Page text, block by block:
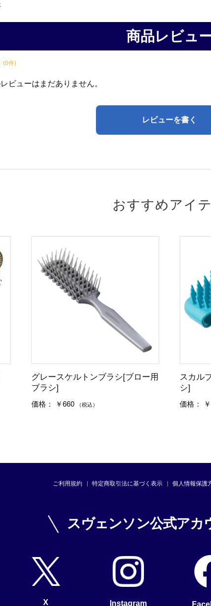
商品レビュ
(0件)
ビューはまだありません。
レビューを書く
おすすめアイ
グレースケルトンブラシ[ブロー用
ブラシ]
価格： ￥660 （税込）
スカル
シ]
価格：
ご利用規約 特定商取引法に基づく表示 個人情報保護
スヴェンソン公式アカ
X Instagram